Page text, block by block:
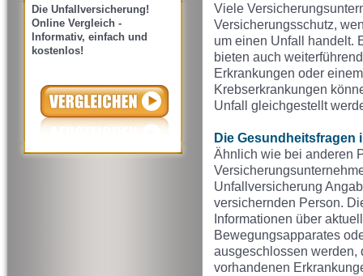
Die Unfallversicherung!
Online Vergleich -
Informativ, einfach und
kostenlos!
Viele
Versicherungsschutz,
um einen Unfall handelt.
bieten auch
Erkrankungen oder
Krebserkrankungen
Unfall gleichgestellt
Die Gesundheitsfragen
Ähnlich wie bei anderen
Unfallversicherung
versichernden Person.
Informationen über
Bewegungsapparates
ausgeschlossen werden,
vorhandenen